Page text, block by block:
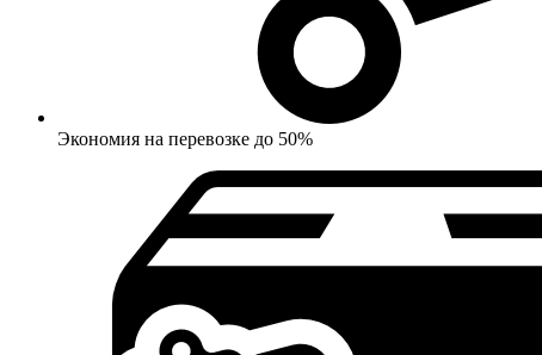
Экономия на перевозке до 50%